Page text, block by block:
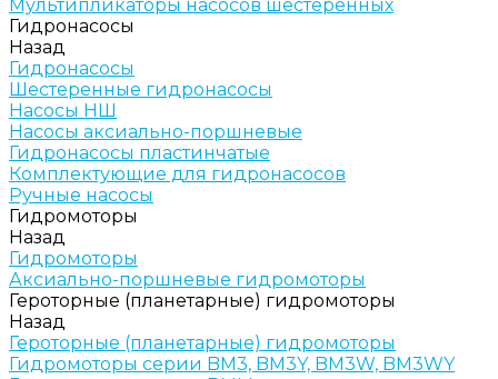
Мультипликаторы насосов шестеренных
Гидронасосы
Назад
Гидронасосы
Шестеренные гидронасосы
Насосы НШ
Насосы аксиально-поршневые
Гидронасосы пластинчатые
Комплектующие для гидронасосов
Ручные насосы
Гидромоторы
Назад
Гидромоторы
Аксиально-поршневые гидромоторы
Героторные (планетарные) гидромоторы
Назад
Героторные (планетарные) гидромоторы
Гидромоторы серии BM3, BM3Y, BM3W, BM3WY